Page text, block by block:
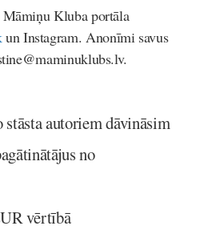
Kluba portāla
un Instagram. Anonīmi savus
autoriem dāvināsim
no
vērtībā